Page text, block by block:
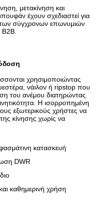
μετακίνηση και
έχουν σχεδιαστεί για
των σύγχρονων επωνυμιών
χρησιμοποιώντας
νάιλον ή ripstop που
του ανέμου διατηρώντας
Η ισορροπημένη
εξωτερικούς χρήστες να
κίνησης χωρίς να
κατασκευή
DWR
καθημερινή χρήση